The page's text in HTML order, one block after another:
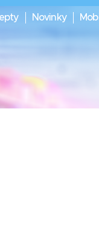
Novinky